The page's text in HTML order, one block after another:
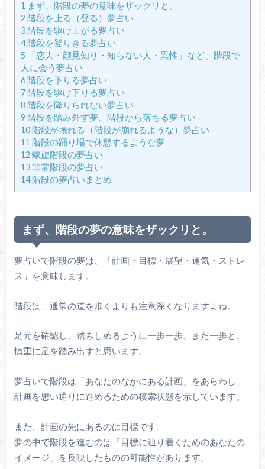
1 まず、階段の夢の意味をザックリと。
2 階段を上る（登る）夢占い
3階段を駆け上がる夢占い
4階段を登りきる夢占い
5 「恋人・顔見知り・知らない人・異性」など、階段で
人に会う夢占い
6階段を下りる夢占い
7階段を駆け下りる夢占い
8階段を降りられない夢占い
9 階段を踏み外す夢、階段から落ちる夢占い
10階段が壊れる（階段が崩れるような）夢占い
11 階段の踊り場で休憩するような夢
12 螺旋階段の夢占い
13非常階段の夢占い
14階段の夢占いまとめ
まず、階段の夢の意味をザックリと。
夢占いで階段の夢は、「計画・目標・展望・運気・ストレ
ス」を意味します。
階段は、通常の道を歩くよりも注意深くなりますよね。
足元を確認し、踏みしめるように一歩一歩、また一歩と、
慎重に足を踏み出すと思います。
夢占いで階段は「あなたのなかにある計画」をあらわし、
計画を思い通りに進めるための模索状態を示しています。
また、計画の先にあるのは目標です。
夢の中で階段を進むのは「目標に辿り着くためのあなたの
イメージ」を反映したものの可能性があります。